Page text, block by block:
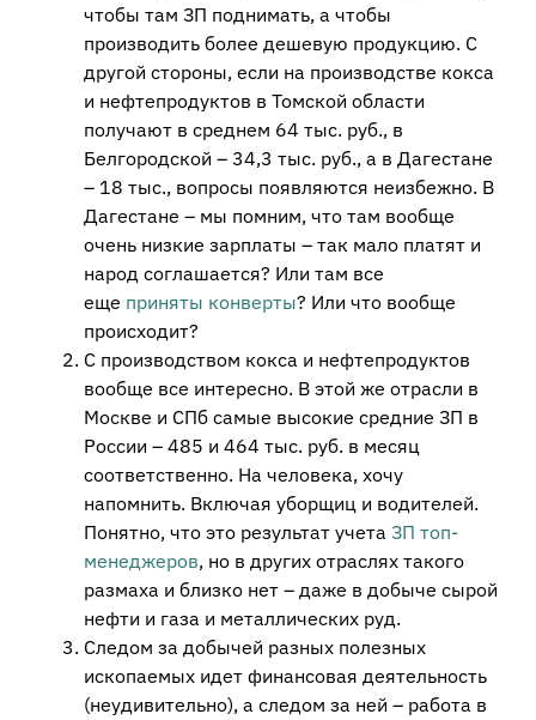
чтобы там ЗП поднимать, а чтобы
производить более дешевую продукцию. С
другой стороны, если на производстве кокса
и нефтепродуктов в Томской области
получают в среднем 64 тыс. руб., в
Белгородской – 34,3 тыс. руб., а в Дагестане
– 18 тыс., вопросы появляются неизбежно. В
Дагестане – мы помним, что там вообще
очень низкие зарплаты – так мало платят и
народ соглашается? Или там все
еще приняты конверты? Или что вообще
происходит?
С производством кокса и нефтепродуктов
вообще все интересно. В этой же отрасли в
Москве и СПб самые высокие средние ЗП в
России – 485 и 464 тыс. руб. в месяц
соответственно. На человека, хочу
напомнить. Включая уборщиц и водителей.
Понятно, что это результат учета ЗП топ-
менеджеров, но в других отраслях такого
размаха и близко нет – даже в добыче сырой
нефти и газа и металлических руд.
Следом за добычей разных полезных
ископаемых идет финансовая деятельность
(неудивительно), а следом за ней – работа в